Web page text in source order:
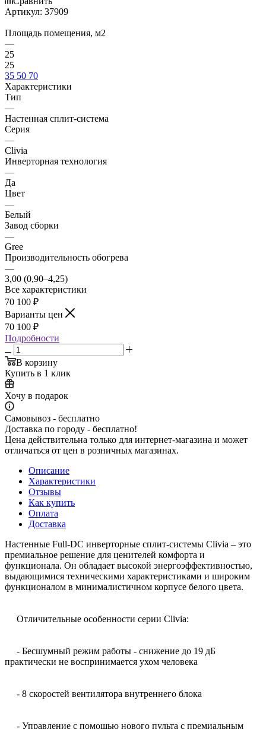
Артикул: 37909
Площадь помещения, м2
—
25
25
35 50 70
Характеристики
Тип
—
Настенная сплит-система
Серия
—
Clivia
Инверторная технология
—
Да
Цвет
—
Белый
Завод сборки
—
Gree
Производительность обогрева
—
3,00 (0,90–4,25)
Все характеристики
70 100 ₽
Варианты цен
70 100 ₽
Подробности
В корзину
Купить в 1 клик
Хочу в подарок
Самовывоз - бесплатно
Доставка по городу - бесплатно!
Цена действительна только для интернет-магазина и может
отличаться от цен в розничных магазинах.
Описание
Характеристики
Отзывы
Как купить
Оплата
Доставка
Настенные Full-DC инверторные сплит-системы Clivia – это
премиальное решение для ценителей комфорта и
функционала. Он обладает высокой энергоэффективностью,
выдающимися техническими характеристиками и широким
функционалом в минималистичном корпусе белого цвета.
Отличительные особенности серии Clivia:
- Бесшумный режим работы - снижение до 19 дБ
практически не воспринимается ухом человека
- 8 скоростей вентилятора внутреннего блока
- Управление с помощью нового пульта с премиальным